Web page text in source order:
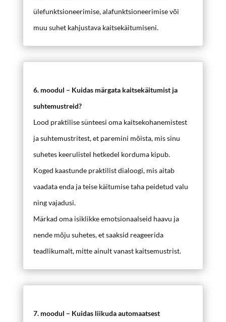
ülefunktsioneerimise, alafunktsioneerimise või
muu suhet kahjustava kaitsekäitumiseni.
6. moodul – Kuidas märgata kaitsekäitumist ja
suhtemustreid?
Lood praktilise sünteesi oma kaitsekohanemistest
ja suhtemustritest, et paremini mõista, mis sinu
suhetes keerulistel hetkedel korduma kipub.
Koged kaastunde praktilist dialoogi, mis aitab
vaadata enda ja teise käitumise taha peidetud valu
ning vajadusi.
Märkad oma isiklikke emotsionaalseid haavu ja
nende mõju suhetes, et saaksid reageerida
teadlikumalt, mitte ainult vanast kaitsemustrist.
7. moodul – Kuidas liikuda automaatsest